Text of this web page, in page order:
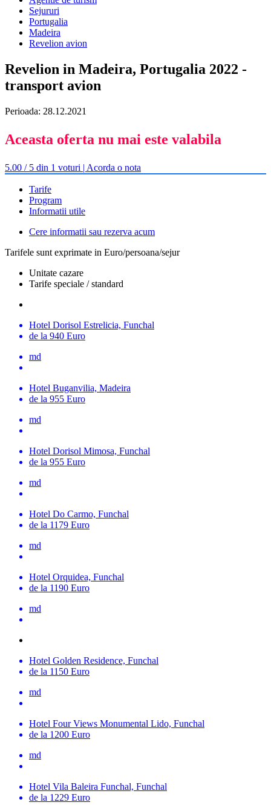
Sejururi
Portugalia
Madeira
Revelion avion
Revelion in Madeira, Portugalia 2022 -
transport avion
Perioada: 28.12.2021
Aceasta oferta nu mai este valabila
5.00 / 5 din 1 voturi | Acorda o nota
Tarife
Program
Informatii utile
Cere informatii sau rezerva acum
Tarifele sunt exprimate in Euro/persoana/sejur
Unitate cazare
Tarife speciale / standard
Hotel Dorisol Estrelicia, Funchal
de la 940 Euro
md
Hotel Buganvilia, Madeira
de la 955 Euro
md
Hotel Dorisol Mimosa, Funchal
de la 955 Euro
md
Hotel Do Carmo, Funchal
de la 1179 Euro
md
Hotel Orquidea, Funchal
de la 1190 Euro
md
Hotel Golden Residence, Funchal
de la 1150 Euro
md
Hotel Four Views Monumental Lido, Funchal
de la 1200 Euro
md
Hotel Vila Baleira Funchal, Funchal
de la 1229 Euro